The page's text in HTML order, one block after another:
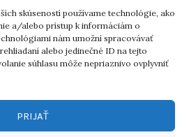
skúseností používame technológie, ako
a/alebo prístup k informáciám o
nám umožní spracovávať
alebo jedinečné ID na tejto
súhlasu môže nepriaznivo ovplyvniť
PRIJAŤ